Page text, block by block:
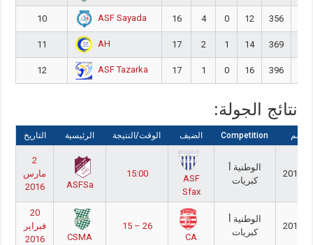
10 ASF Sayada 16 4 0 12 356
11 AH 17 2 1 14 369
12 ASF Tazarka 17 1 0 16 396
نتائج الجولة:
التاريخ الرئيسية الوقت/النتيجة الضيف Competition
2
مارس
2016
ASFSa
15:00
ASF
Sfax
الوطنية أ
كبريات
2016/
20
فبراير
2016
CSMA
15 – 26
CA
الوطنية أ
كبريات
2016/